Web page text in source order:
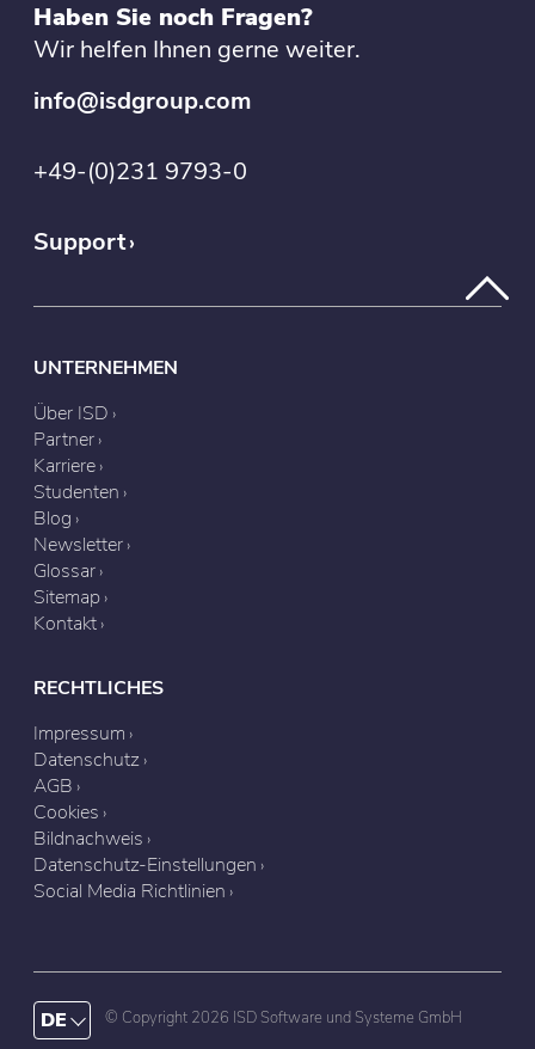
Haben Sie noch Fragen?
Wir helfen Ihnen gerne weiter.
info@isdgroup.com
+49-(0)231 9793-0
Support
UNTERNEHMEN
Über ISD
Partner
Karriere
Studenten
Blog
Newsletter
Glossar
Sitemap
Kontakt
RECHTLICHES
Impressum
Datenschutz
AGB
Cookies
Bildnachweis
Datenschutz-Einstellungen
Social Media Richtlinien
DE © Copyright 2026 ISD Software und Systeme GmbH